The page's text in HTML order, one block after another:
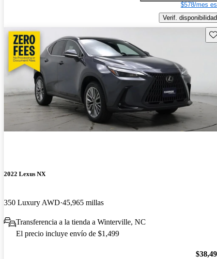
$578/mes
Verif. disponibilidad
2022 Lexus NX
350 Luxury AWD 45,965 millas
Transferencia a la tienda a Winterville, NC
El precio incluye envío de $1,499